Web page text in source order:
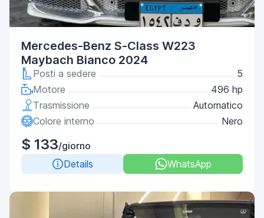
Mercedes-Benz S-Class W223
Maybach Bianco 2024
Posti a sedere
5
Motore
496 hp
Trasmissione
Automatico
Colore interno
Nero
$ 133/giorno
Details
WhatsApp